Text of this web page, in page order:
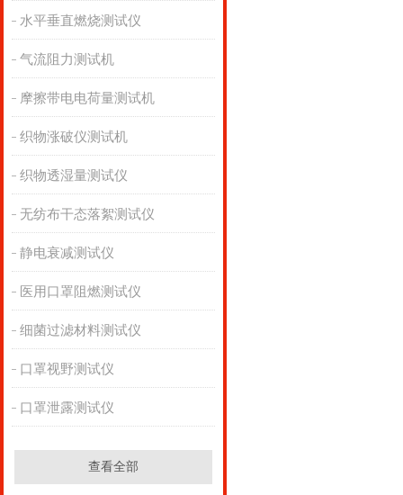
水平垂直燃烧测试仪
气流阻力测试机
摩擦带电电荷量测试机
织物涨破仪测试机
织物透湿量测试仪
无纺布干态落絮测试仪
静电衰减测试仪
医用口罩阻燃测试仪
细菌过滤材料测试仪
口罩视野测试仪
口罩泄露测试仪
查看全部